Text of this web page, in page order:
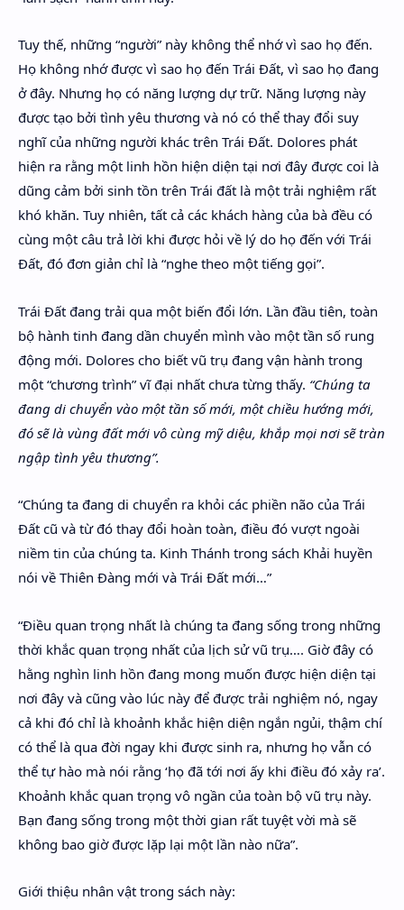
Tuy thế, những “người” này không thể nhớ vì sao họ đến.
Họ không nhớ được vì sao họ đến Trái Đất, vì sao họ đang
ở đây. Nhưng họ có năng lượng dự trữ. Năng lượng này
được tạo bởi tình yêu thương và nó có thể thay đổi suy
nghĩ của những người khác trên Trái Đất. Dolores phát
hiện ra rằng một linh hồn hiện diện tại nơi đây được coi là
dũng cảm bởi sinh tồn trên Trái đất là một trải nghiệm rất
khó khăn. Tuy nhiên, tất cả các khách hàng của bà đều có
cùng một câu trả lời khi được hỏi về lý do họ đến với Trái
Đất, đó đơn giản chỉ là “nghe theo một tiếng gọi”.
Trái Đất đang trải qua một biến đổi lớn. Lần đầu tiên, toàn
bộ hành tinh đang dần chuyển mình vào một tần số rung
động mới. Dolores cho biết vũ trụ đang vận hành trong
một “chương trình” vĩ đại nhất chưa từng thấy. “Chúng ta
đang di chuyển vào một tần số mới, một chiều hướng mới,
đó sẽ là vùng đất mới vô cùng mỹ diệu, khắp mọi nơi sẽ tràn
ngập tình yêu thương”.
“Chúng ta đang di chuyển ra khỏi các phiền não của Trái
Đất cũ và từ đó thay đổi hoàn toàn, điều đó vượt ngoài
niềm tin của chúng ta. Kinh Thánh trong sách Khải huyền
nói về Thiên Đàng mới và Trái Đất mới…”
“Điều quan trọng nhất là chúng ta đang sống trong những
thời khắc quan trọng nhất của lịch sử vũ trụ…. Giờ đây có
hằng nghìn linh hồn đang mong muốn được hiện diện tại
nơi đây và cũng vào lúc này để được trải nghiệm nó, ngay
cả khi đó chỉ là khoảnh khắc hiện diện ngắn ngủi, thậm chí
có thể là qua đời ngay khi được sinh ra, nhưng họ vẫn có
thể tự hào mà nói rằng ‘họ đã tới nơi ấy khi điều đó xảy ra’.
Khoảnh khắc quan trọng vô ngần của toàn bộ vũ trụ này.
Bạn đang sống trong một thời gian rất tuyệt vời mà sẽ
không bao giờ được lặp lại một lần nào nữa”.
Giới thiệu nhân vật trong sách này: